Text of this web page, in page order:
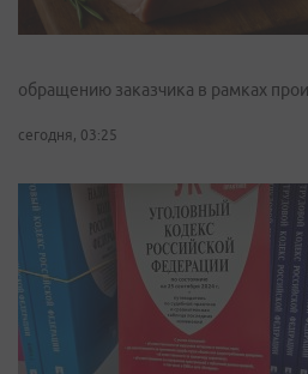
обращению заказчика в рамках
сегодня, 03:25